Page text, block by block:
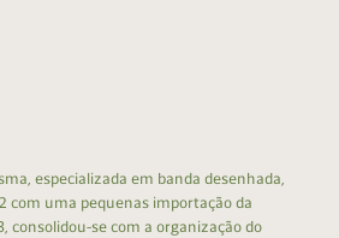
especializada em banda desenhada,
com uma pequenas importação da
consolidou-se com a organização do